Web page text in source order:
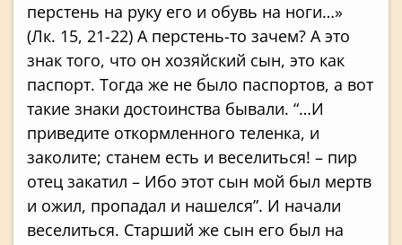
перстень на руку его и обувь на ноги…»
(Лк. 15, 21-22) А перстень-то зачем? А это
знак того, что он хозяйский сын, это как
паспорт. Тогда же не было паспортов, а вот
такие знаки достоинства бывали. “…И
приведите откормленного теленка, и
заколите; станем есть и веселиться! – пир
отец закатил – Ибо этот сын мой был мертв
и ожил, пропадал и нашелся”. И начали
веселиться. Старший же сын его был на